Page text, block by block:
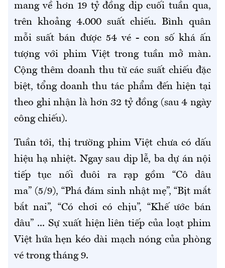
mang về hơn 19 tỷ đồng dịp cuối tuần qua,
trên khoảng 4.000 suất chiếu. Bình quân
mỗi suất bán được 54 vé - con số khá ấn
tượng với phim Việt trong tuần mở màn.
Cộng thêm doanh thu từ các suất chiếu đặc
biệt, tổng doanh thu tác phẩm đến hiện tại
theo ghi nhận là hơn 32 tỷ đồng (sau 4 ngày
công chiếu).
Tuần tới, thị trường phim Việt chưa có dấu
hiệu hạ nhiệt. Ngay sau dịp lễ, ba dự án nội
tiếp tục nối đuôi ra rạp gồm “Cô dâu
ma” (5/9), “Phá đám sinh nhật mẹ”, “Bịt mắt
bắt nai”, “Có chơi có chịu”, “Khế ước bán
dâu” ... Sự xuất hiện liên tiếp của loạt phim
Việt hứa hẹn kéo dài mạch nóng của phòng
vé trong tháng 9.